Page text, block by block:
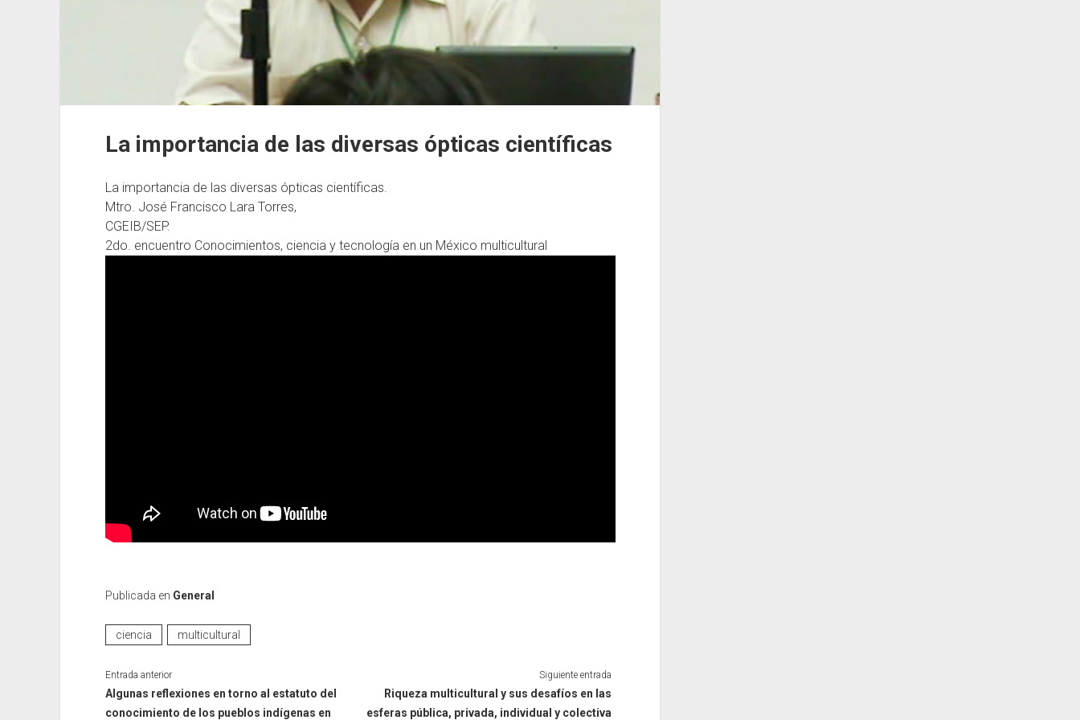
La importancia de las diversas ópticas científicas
La importancia de las diversas ópticas científicas.
Mtro. José Francisco Lara Torres,
CGEIB/SEP.
2do. encuentro Conocimientos, ciencia y tecnología en un México multicultural
Publicada en General
ciencia multicultural
Entrada anterior
Algunas reflexiones en torno al estatuto del
conocimiento de los pueblos indígenas en
Siguiente entrada
Riqueza multicultural y sus desafíos en las
esferas pública, privada, individual y colectiva